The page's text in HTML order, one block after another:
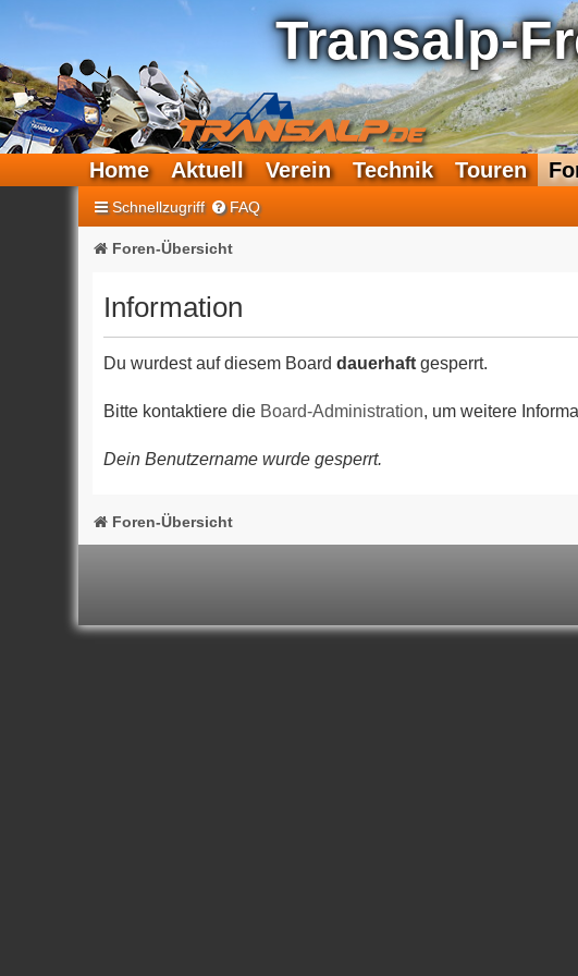
Transalp-
Home Aktuell Verein Technik Touren
Schnellzugriff FAQ
Foren-Übersicht
Information
Du wurdest auf diesem Board dauerhaftgesperrt.
Bitte kontaktiere die Board-Administration, um weitere
Dein Benutzername wurde gesperrt.
Foren-Übersicht